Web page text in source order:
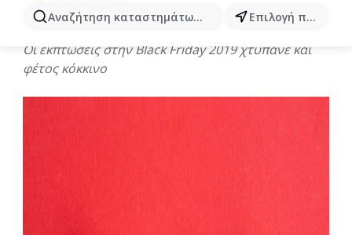
Αναζήτηση καταστημάτων, κατηγοριών, προϊόντων...
Επιλογή πόλης
18 Νοεμβρίου 2019
Οι εκπτώσεις στην Black Friday 2019 χτυπάνε και
φέτος κόκκινο